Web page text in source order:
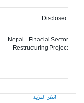
Disclosed
Nepal - Finacial Sector
Restructuring Project
انظر المزيد